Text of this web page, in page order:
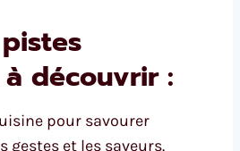
découvrir :
pour savourer
gestes et les saveurs.